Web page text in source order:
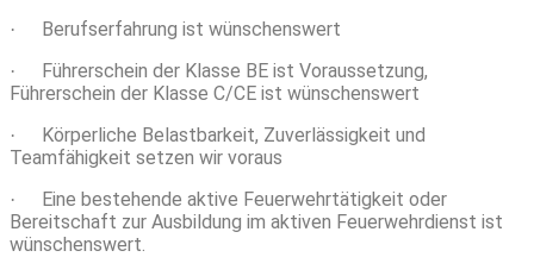
· Berufserfahrung ist wünschenswert
·
Führerschein der Klasse BE ist Voraussetzung,
Führerschein der Klasse C/CE ist wünschenswert
·
Körperliche Belastbarkeit, Zuverlässigkeit und
Teamfähigkeit setzen wir voraus
·
Eine bestehende aktive Feuerwehrtätigkeit oder
Bereitschaft zur Ausbildung im aktiven Feuerwehrdienst ist
wünschenswert.